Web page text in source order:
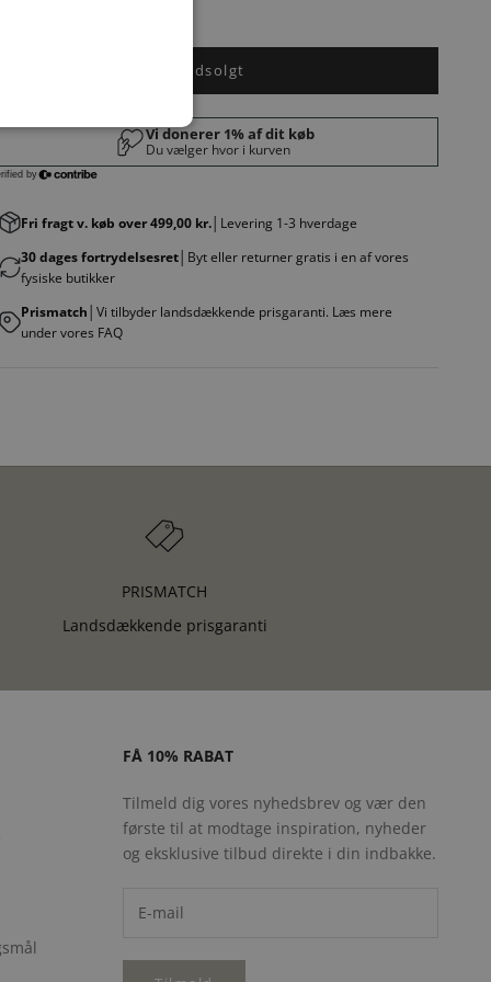
Udsolgt
Fri fragt v. køb over 499,00 kr. │Levering 1-3 hverdage
30 dages fortrydelsesret │Byt eller returner gratis i en af vores
fysiske butikker
Prismatch │Vi tilbyder landsdækkende prisgaranti. Læs mere
under vores FAQ
PRISMATCH
Landsdækkende prisgaranti
FÅ 10% RABAT
Tilmeld dig vores nyhedsbrev og vær den
første til at modtage inspiration, nyheder
og eksklusive tilbud direkte i din indbakke.